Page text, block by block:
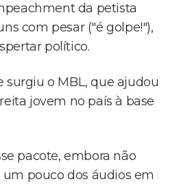
da petista
com pesar ("é golpe!"),
político.
surgiu o MBL, que ajudou
jovem no país à base
pacote, embora não
pouco dos áudios em